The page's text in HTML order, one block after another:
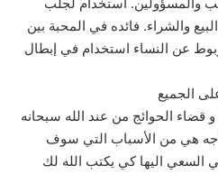
والشراء. فائده في المحبة بين
عن النساء استخدام في إبطال
الجميع
و قضاء الحوائج من عند الله سبحانه
هي من الأسباب التي سوف
السعي اليها كي يكتب الله لك